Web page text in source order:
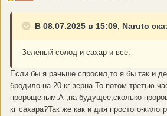
В 08.07.2025 в 15:09, Naruto
Зелёный солод и сахар и все.
Если бы я раньше спросил,то я бы так и
бродило на 20 кг зерна.То потом третью
пророщеным.А ,на будущее,сколько
кг сахара?Так же как и для простого-